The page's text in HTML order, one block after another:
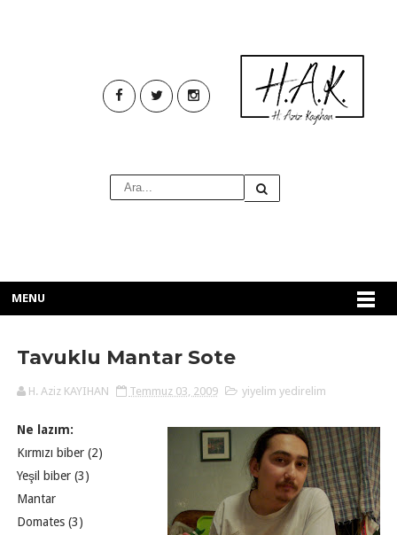
MENU
Tavuklu Mantar Sote
H. Aziz KAYIHAN Temmuz 03, 2009 yiyelim yedirelim
Ne lazım:
Kırmızı biber (2)
Yeşil biber (3)
Mantar
Domates (3)